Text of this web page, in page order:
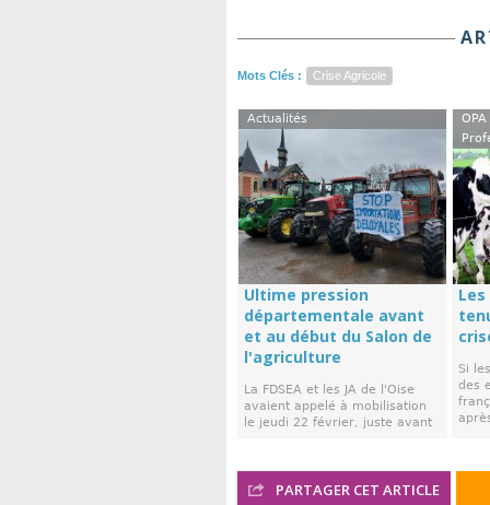
Mots Clés : Crise Agricole
Actualités
Ultime pression
départementale avant
et au début du Salon de
l'agriculture
La FDSEA et les JA de l'Oise
avaient appelé à mobilisation
le jeudi 22 février, juste avant
Si
des
PARTAGER CET ARTICLE